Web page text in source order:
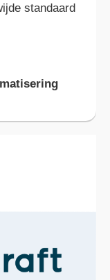
standaard